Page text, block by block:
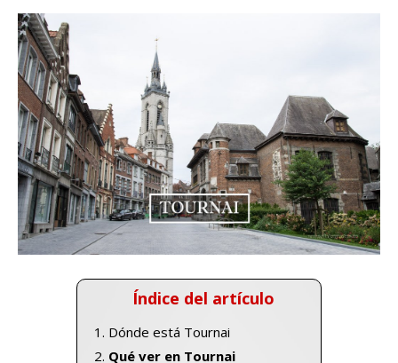
Índice del artículo
Dónde está Tournai
Qué ver en Tournai